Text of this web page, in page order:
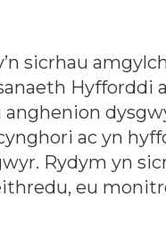
sicrhau
Hyfforddi a
ac yn
Rydym yn
eu